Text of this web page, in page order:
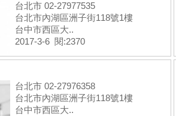
台北市 02-27977535
台北市內湖區洲子街118號1樓
台中市西區大..
2017-3-6 閱:2370
台北市 02-27976358
台北市內湖區洲子街118號1樓
台中市西區大..